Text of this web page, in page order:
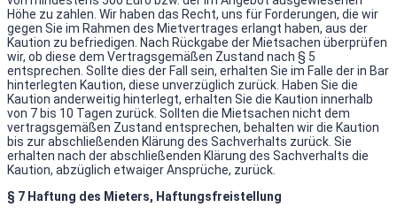
Höhe zu zahlen. Wir haben das Recht, uns für Forderungen, die wir
gegen Sie im Rahmen des Mietvertrages erlangt haben, aus der
Kaution zu befriedigen. Nach Rückgabe der Mietsachen überprüfen
wir, ob diese dem Vertragsgemäßen Zustand nach § 5
entsprechen. Sollte dies der Fall sein, erhalten Sie im Falle der in Bar
hinterlegten Kaution, diese unverzüglich zurück. Haben Sie die
Kaution anderweitig hinterlegt, erhalten Sie die Kaution innerhalb
von 7 bis 10 Tagen zurück. Sollten die Mietsachen nicht dem
vertragsgemäßen Zustand entsprechen, behalten wir die Kaution
bis zur abschließenden Klärung des Sachverhalts zurück. Sie
erhalten nach der abschließenden Klärung des Sachverhalts die
Kaution, abzüglich etwaiger Ansprüche, zurück.
§ 7 Haftung des Mieters, Haftungsfreistellung